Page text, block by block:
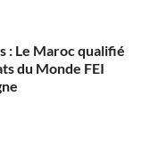
: Le Maroc qualifié
du Monde FEI